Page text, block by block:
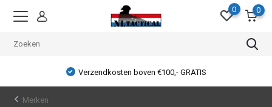
0 0
Verzendkosten boven €100,- GRATIS
Merken